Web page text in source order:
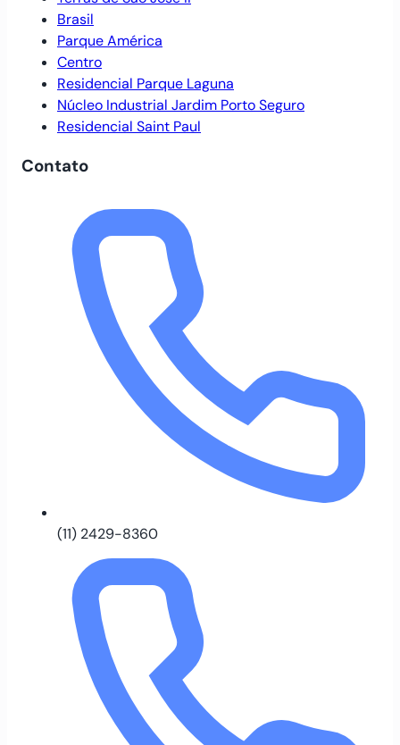
Brasil
Parque América
Centro
Residencial Parque Laguna
Núcleo Industrial Jardim Porto Seguro
Residencial Saint Paul
Contato
(11) 2429-8360